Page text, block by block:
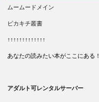
ムームードメイン
ピカキチ叢書
↑↑↑↑↑↑↑↑↑↑↑↑↑
あなたの読みたい本がここにある！
アダルト可レンタルサーバー